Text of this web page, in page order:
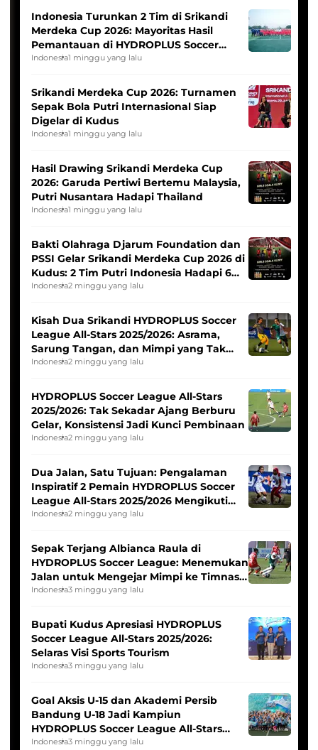
Indonesia Turunkan 2 Tim di Srikandi
Merdeka Cup 2026: Mayoritas Hasil
Pemantauan di HYDROPLUS Soccer
League
Indonesia1 minggu yang lalu
Srikandi Merdeka Cup 2026: Turnamen
Sepak Bola Putri Internasional Siap
Digelar di Kudus
Indonesia1 minggu yang lalu
Hasil Drawing Srikandi Merdeka Cup
2026: Garuda Pertiwi Bertemu Malaysia,
Putri Nusantara Hadapi Thailand
Indonesia1 minggu yang lalu
Bakti Olahraga Djarum Foundation dan
PSSI Gelar Srikandi Merdeka Cup 2026 di
Kudus: 2 Tim Putri Indonesia Hadapi 6
Tim Asia
Indonesia2 minggu yang lalu
Kisah Dua Srikandi HYDROPLUS Soccer
League All-Stars 2025/2026: Asrama,
Sarung Tangan, dan Mimpi yang Tak
Pernah Padam
Indonesia2 minggu yang lalu
HYDROPLUS Soccer League All-Stars
2025/2026: Tak Sekadar Ajang Berburu
Gelar, Konsistensi Jadi Kunci Pembinaan
Indonesia2 minggu yang lalu
Dua Jalan, Satu Tujuan: Pengalaman
Inspiratif 2 Pemain HYDROPLUS Soccer
League All-Stars 2025/2026 Mengikuti
Seleksi Timnas Indonesia Putri
Indonesia2 minggu yang lalu
Sepak Terjang Albianca Raula di
HYDROPLUS Soccer League: Menemukan
Jalan untuk Mengejar Mimpi ke Timnas
Indonesia Putri
Indonesia3 minggu yang lalu
Bupati Kudus Apresiasi HYDROPLUS
Soccer League All-Stars 2025/2026:
Selaras Visi Sports Tourism
Indonesia3 minggu yang lalu
Goal Aksis U-15 dan Akademi Persib
Bandung U-18 Jadi Kampiun
HYDROPLUS Soccer League All-Stars
2025/2026
Indonesia3 minggu yang lalu